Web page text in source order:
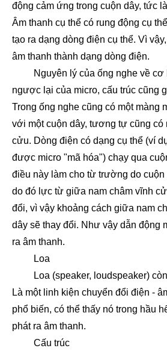
động cảm ứng trong cuộn dây, tức
Âm thanh cụ thể có rung động cụ
tạo ra dạng dòng điện cụ thể. Vì
âm thanh thành dạng dòng điện.
Nguyên lý của ống nghe về cơ
ngược lại của micro, cấu trúc cũng
Trong ống nghe cũng có một màng
với một cuộn dây, tương tự cũng có
cửu. Dòng điện có dạng cụ thể (ví
được micro "mã hóa") chạy qua
điều này làm cho từ trường do cuộn
do đó lực từ giữa nam châm vĩnh
đổi, vì vậy khoảng cách giữa nam
dây sẽ thay đổi. Như vậy dẫn động
ra âm thanh.
Loa
Loa (speaker, loudspeaker)
Là một linh kiện chuyển đổi điện -
phổ biến, có thể thấy nó trong hầu
phát ra âm thanh.
Cấu trúc